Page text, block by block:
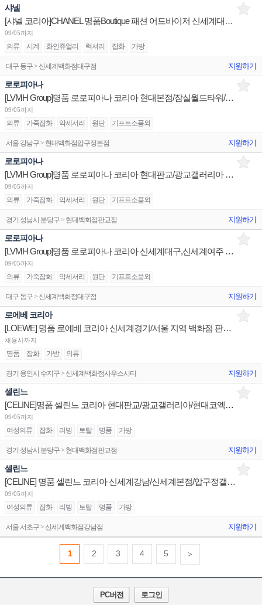
샤넬
[샤넬 코리아]CHANEL 명품Boutique 패션 어드바이저 신세계대구/서울플래그십 판매사원 채용
09/05까지
의류 시계 화인쥬얼리 럭셔리 잡화 가방
대구 동구 > 신세계백화점대구점 지원하기
로로피아나
[LVMH Group]명품 로로피아나 코리아 현대본점/잠실월드타워/신세계강남 판매사원 채용
09/05까지
의류 가죽잡화 악세서리 원단 기프트소품외
서울 강남구 > 현대백화점압구정본점 지원하기
로로피아나
[LVMH Group]명품 로로피아나 코리아 현대판교/광교갤러리아 시니어/주니어 채용
09/05까지
의류 가죽잡화 악세서리 원단 기프트소품외
경기 성남시 분당구 > 현대백화점판교점 지원하기
로로피아나
[LVMH Group]명품 로로피아나 코리아 신세계대구,신세계여주 부매니저/신세계센텀 판매사원 채용
09/05까지
의류 가죽잡화 악세서리 원단 기프트소품외
대구 동구 > 신세계백화점대구점 지원하기
로에베 코리아
[LOEWE] 명품 로에베 코리아 신세계경기/서울 지역 백화점 판매사원 채용
채용시까지
명품 잡화 가방 의류
경기 용인시 수지구 > 신세계백화점사우스시티 지원하기
셀린느
[CELINE]명품 셀린느 코리아 현대판교/광교갤러리아/현대코엑스 판매사원 채용
09/05까지
여성의류 잡화 리빙 토탈 명품 가방
경기 성남시 분당구 > 현대백화점판교점 지원하기
셀린느
[CELINE] 명품 셀린느 코리아 신세계강남/신세계본점/압구정갤러리아 판매사원 채용
09/05까지
여성의류 잡화 리빙 토탈 명품 가방
서울 서초구 > 신세계백화점강남점 지원하기
1 2 3 4 5 >
PC버전 로그인